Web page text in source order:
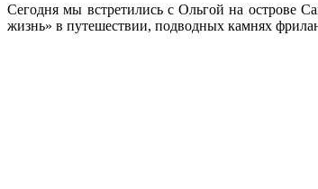
Сегодня мы встретились с Ольгой на острове
жизнь» в путешествии, подводных камнях